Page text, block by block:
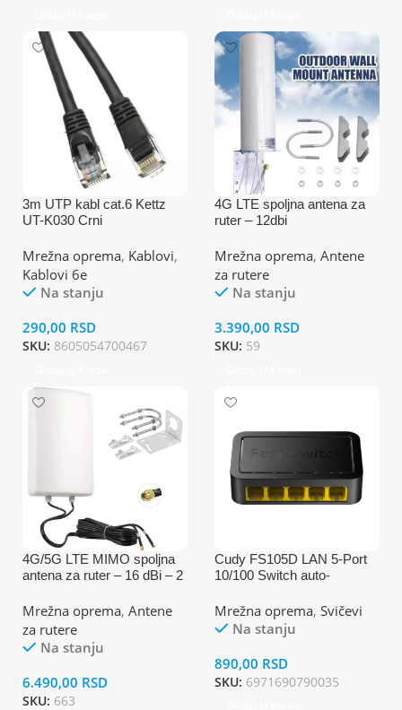
3m UTP kabl cat.6 Kettz
UT-K030 Crni
Mrežna oprema, Kablovi,
Kablovi 6e
Na stanju
290,00 RSD
SKU: 8605054700467
4G LTE spoljna antena za
ruter – 12dbi
Mrežna oprema, Antene
za rutere
Na stanju
3.390,00 RSD
SKU: 59
4G/5G LTE MIMO spoljna
antena za ruter – 16 dBi – 2
Mrežna oprema, Antene
za rutere
Na stanju
6.490,00 RSD
SKU: 663
Cudy FS105D LAN 5-Port
10/100 Switch auto-
S105 )
Mrežna oprema, Svičevi
Na stanju
890,00 RSD
SKU: 6971690790035